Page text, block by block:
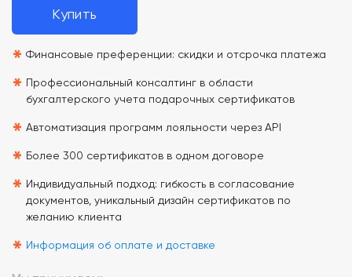
Купить
* Финансовые преференции: скидки и отсрочка платежа
* Профессиональный консалтинг в области
бухгалтерского учета подарочных сертификатов
* Автоматизация программ лояльности через API
* Более 300 сертификатов в одном договоре
* Индивидуальный подход: гибкость в согласование
документов, уникальный дизайн сертификатов по
желанию клиента
* Информация об оплате и доставке